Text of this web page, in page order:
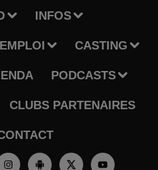
INFOS
CASTING
PODCASTS
CLUBS PARTENAIRES